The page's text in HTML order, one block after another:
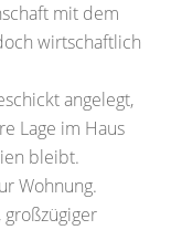
mit dem
wirtschaftlich
angelegt,
Lage im Haus
bleibt.
Wohnung.